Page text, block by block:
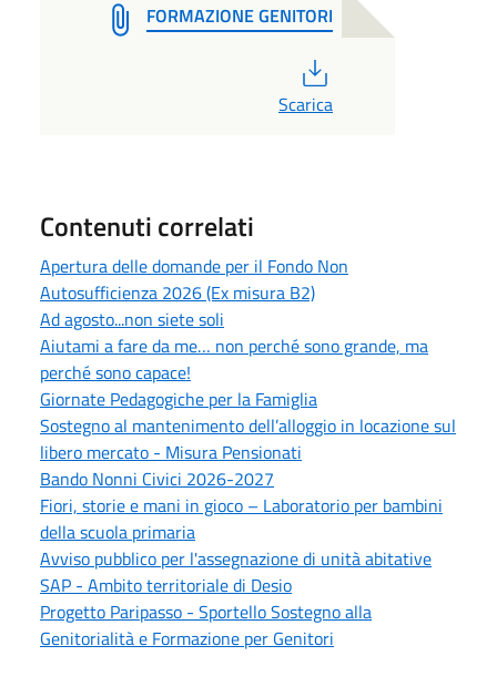
FORMAZIONE GENITORI
Scarica
Contenuti correlati
Apertura delle domande per il Fondo Non
Autosufficienza 2026 (Ex misura B2)
Ad agosto...non siete soli
Aiutami a fare da me… non perché sono grande, ma
perché sono capace!
Giornate Pedagogiche per la Famiglia
Sostegno al mantenimento dell’alloggio in locazione sul
libero mercato - Misura Pensionati
Bando Nonni Civici 2026-2027
Fiori, storie e mani in gioco – Laboratorio per bambini
della scuola primaria
Avviso pubblico per l'assegnazione di unità abitative
SAP - Ambito territoriale di Desio
Progetto Paripasso - Sportello Sostegno alla
Genitorialità e Formazione per Genitori